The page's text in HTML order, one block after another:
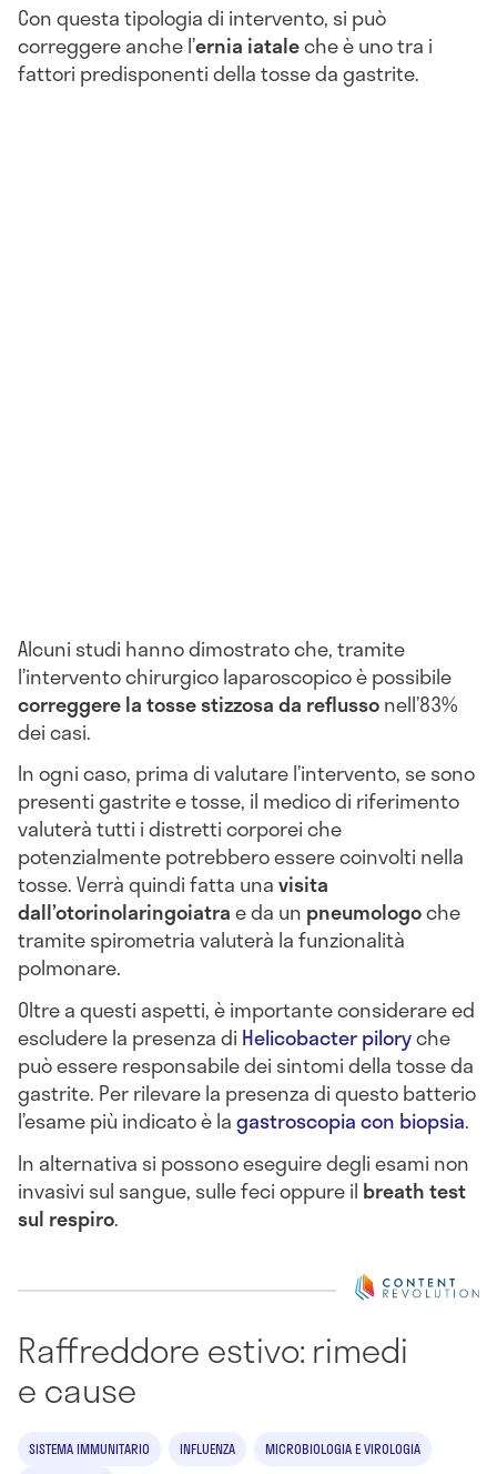
Con questa tipologia di intervento, si può
correggere anche l’ernia iataleche è uno tra i
fattori predisponenti della tosse da gastrite.
Alcuni studi hanno dimostrato che, tramite
l’intervento chirurgico laparoscopico è possibile
correggere la tosse stizzosa da reflussonell’83%
dei casi.
In ogni caso, prima di valutare l’intervento, se sono
presenti gastrite e tosse, il medico di riferimento
valuterà tutti i distretti corporei che
potenzialmente potrebbero essere coinvolti nella
tosse. Verrà quindi fatta unavisita
dall’otorinolaringoiatrae da un pneumologoche
tramite spirometria valuterà la funzionalità
polmonare.
Oltre a questi aspetti, è importante considerare ed
escludere la presenza di Helicobacter piloryche
può essere responsabile dei sintomi della tosse da
gastrite. Per rilevare la presenza di questo batterio
l’esame più indicato è lagastroscopia con biopsia.
In alternativa si possono eseguire degli esami non
invasivi sul sangue, sulle feci oppure il breath test
sul respiro.
Raffreddore estivo: rimedi
e cause
SISTEMA IMMUNITARIO INFLUENZA
MICROBIOLOGIA E VIROLOGIA